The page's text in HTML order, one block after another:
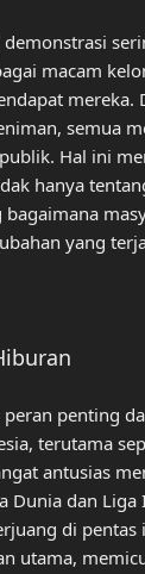
macam
mereka.
semua
Hal ini
hanya
yang
penting
terutama
antusias
Dunia dan Liga
di pentas
utama,